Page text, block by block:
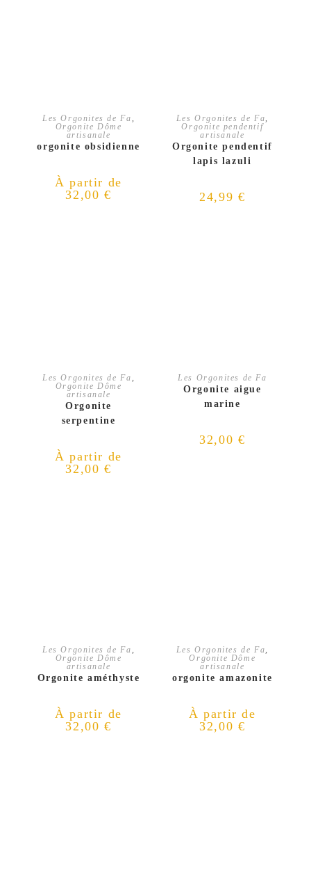
CHOIX DES OPTIONS
Les Orgonites de Fa,
Orgonite Dôme
artisanale
orgonite obsidienne
À partir de
32,00€
AJOUTER AU PANIER
Les Orgonites de Fa,
Orgonite pendentif
artisanale
Orgonite pendentif
lapis lazuli
24,99 €
CHOIX DES OPTIONS
Les Orgonites de Fa,
Orgonite Dôme
artisanale
Orgonite
serpentine
À partir de
32,00€
AJOUTER AU PANIER
Les Orgonites de Fa
Orgonite aigue
marine
32,00 €
CHOIX DES OPTIONS
Les Orgonites de Fa
Orgonite Dôme
artisanale
Orgonite améthyste
À partir de
32,00€
CHOIX DES OPTIONS
Les Orgonites de Fa
Orgonite Dôme
artisanale
orgonite amazonite
À partir de
32,00 €